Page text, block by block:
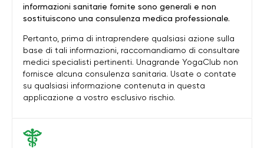
informazioni sanitarie fornite sono generali e non
sostituiscono una consulenza medica professionale.
Pertanto, prima di intraprendere qualsiasi azione sulla
base di tali informazioni, raccomandiamo di consultare
medici specialisti pertinenti. Unagrande YogaClub non
fornisce alcuna consulenza sanitaria. Usate o contate
su qualsiasi informazione contenuta in questa
applicazione a vostro esclusivo rischio.